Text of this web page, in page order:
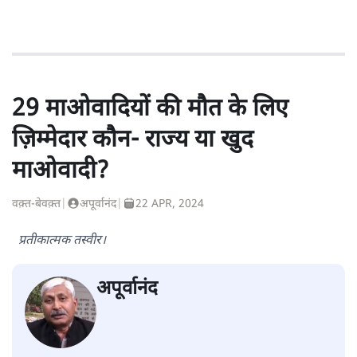
29 माओवादियों की मौत के लिए
ज़िम्मेदार कौन- राज्य या खुद
माओवादी?
वक़्त-बेवक़्त अपूर्वानंद| 22 APR, 2024
प्रतीकात्मक तस्वीर।
अपूर्वानंद